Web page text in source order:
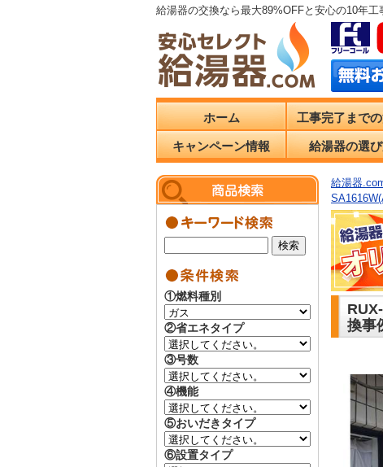
給湯器の交換なら最大89%OFFと安心の10年
ホーム 工事完了まで
キャンペーン情報 給湯器の選
①燃料種別
②省エネタイプ
③号数
④機能
⑤おいだきタイプ
⑥設置タイプ
給湯器
換事